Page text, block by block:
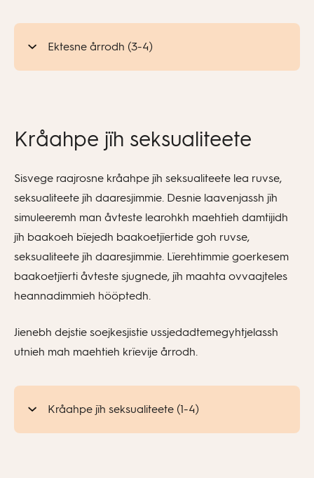
Ektesne årrodh (3-4)
Kråahpe jïh seksualiteete
Sisvege raajrosne kråahpe jïh seksualiteete lea ruvse,
seksualiteete jïh daaresjimmie. Desnie laavenjassh jïh
simuleeremh man åvteste learohkh maehtieh damtijidh
jïh baakoeh bïejedh baakoetjïertide goh ruvse,
seksualiteete jïh daaresjimmie. Lïerehtimmie goerkesem
baakoetjïerti åvteste sjugnede, jïh maahta ovvaajteles
heannadimmieh hööptedh.
Jienebh dejstie soejkesjistie ussjedadtemegyhtjelassh
utnieh mah maehtieh krïevije årrodh.
Kråahpe jïh seksualiteete (1-4)